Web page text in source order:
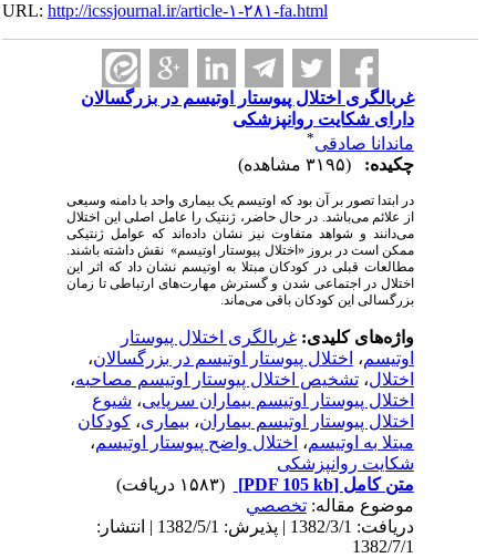
URL:http://icssjournal.ir/article-۱-۲۸۱-fa.html
غربالگری اختلال پیوستار اوتیسم در بزرگسالان
دارای شکایت روانپزشکی
ماندانا صادقی
چکیده:
در ابتدا تصور بر آن بود که اوتیسم یک بیماری واحد با دامنه وسیعی
از علائم می‌باشد. در حال حاضر، ژنتیک را عامل اصلی این اختلال
می‌دانند و شواهد متفاوت نیز نشان داده‌اند که عوامل ژنتیکی
ممکن است در بروز «اختلال پیوستار اوتیسم» نقش داشته باشند.
مطالعات قبلی در کودکان مبتلا به اوتیسم نشان داد که اثر این
اختلال در اجتماعی شدن و گسترش مهارت‌های ارتباطی تا زمان
بزرگسالی این کودکان باقی می‌ماند.
واژه‌های کلیدی:غربالگری اختلال پیوستار
اوتیسم،اختلال پیوستار اوتیسم در بزرگسالان،
اختلال،تشخیص اختلال پیوستار اوتیسم مصاحبه،
اختلال پیوستار اوتیسم بیماران سرپایی،شیوع
اختلال پیوستار اوتیسم بیماران ،بیماری،کودکان
مبتلا به اوتیسم،اختلال واضح پیوستار اوتیسم،
شکایت روانپزشکی
متن کامل[PDF 105 kb]
موضوع مقاله:تخصصي
دریافت: 1382/3/1 | پذیرش: 1382/5/1 | انتشار:
1382/7/1